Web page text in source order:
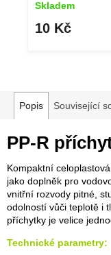
Skladem
10 Kč
Popis Související
PP-R
Kompaktní
jako doplněk pro
vnitřní rozvody pitné,
odolností vůči teplotě i
příchytky je velice
Technické parametry: